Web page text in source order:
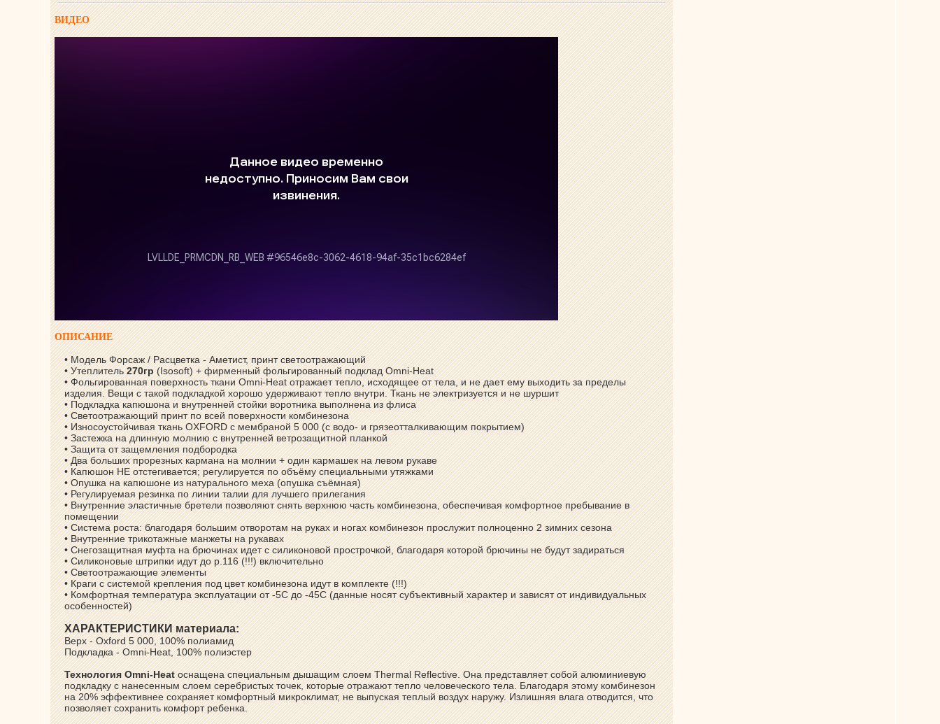
ВИДЕО
ОПИСАНИЕ
• Модель Форсаж / Расцветка - Аметист, принт светоотражающий
• Утеплитель270гр(Isosoft) + фирменный фольгированный подклад Omni-Heat
• Фольгированная поверхность ткани Omni-Heat отражает тепло, исходящее от тела, и не дает ему выходить за пределы
изделия. Вещи с такой подкладкой хорошо удерживают тепло внутри. Ткань не электризуется и не шуршит
• Подкладка капюшона и внутренней стойки воротника выполнена из флиса
• Светоотражающий принт по всей поверхности комбинезона
• Износоустойчивая ткань OXFORD с мембраной 5 000 (с водо- и грязеотталкивающим покрытием)
• Застежка на длинную молнию с внутренней ветрозащитной планкой
• Защита от защемления подбородка
• Два больших прорезных кармана на молнии + один кармашек на левом рукаве
• Капюшон НЕ отстегивается; регулируется по объёму специальными утяжками
• Опушка на капюшоне из натурального меха (опушка съёмная)
• Регулируемая резинка по линии талии для лучшего прилегания
• Внутренние эластичные бретели позволяют снять верхнюю часть комбинезона, обеспечивая комфортное пребывание в
помещении
• Система роста: благодаря большим отворотам на руках и ногах комбинезон прослужит полноценно 2 зимних сезона
• Внутренние трикотажные манжеты на рукавах
• Снегозащитная муфта на брючинах идет с силиконовой прострочкой, благодаря которой брючины не будут задираться
• Силиконовые штрипки идут до р.116 (!!!) включительно
• Светоотражающие элементы
• Краги с системой крепления под цвет комбинезона идут в комплекте (!!!)
• Комфортная температура эксплуатации от -5С до -45С (данные носят субъективный характер и зависят от индивидуальных
особенностей)
ХАРАКТЕРИСТИКИ материала:
Верх - Oxford 5 000, 100% полиамид
Подкладка - Omni-Heat, 100% полиэстер
Технология Omni-Heatоснащена специальным дышащим слоем Thermal Reflective. Она представляет собой алюминиевую
подкладку с нанесенным слоем серебристых точек, которые отражают тепло человеческого тела. Благодаря этому комбинезон
на 20% эффективнее сохраняет комфортный микроклимат, не выпуская теплый воздух наружу. Излишняя влага отводится, что
позволяет сохранить комфорт ребенка.